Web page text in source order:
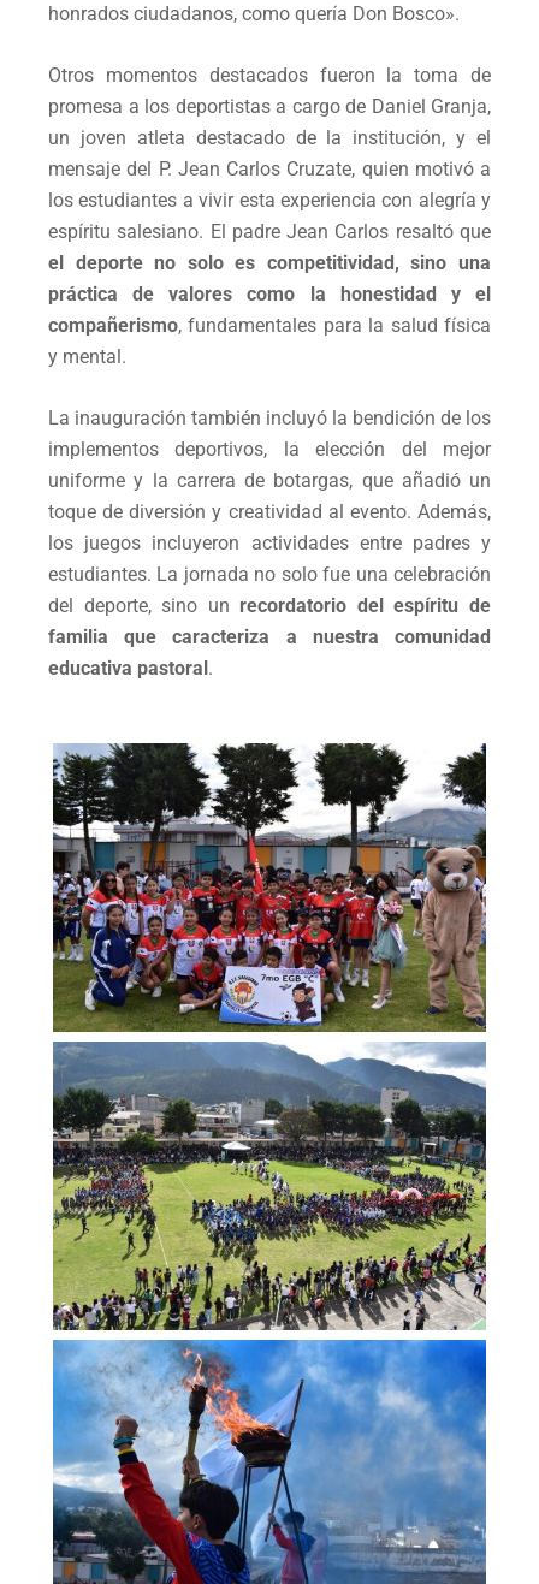
honrados ciudadanos, como quería Don Bosco».
Otros momentos destacados fueron la toma de
promesa a los deportistas a cargo de Daniel Granja,
un joven atleta destacado de la institución, y el
mensaje del P. Jean Carlos Cruzate, quien motivó a
los estudiantes a vivir esta experiencia con alegría y
espíritu salesiano. El padre Jean Carlos resaltó que
el deporte no solo es competitividad, sino una
práctica de valores como la honestidad y el
compañerismo, fundamentales para la salud física
y mental.
La inauguración también incluyó la bendición de los
implementos deportivos, la elección del mejor
uniforme y la carrera de botargas, que añadió un
toque de diversión y creatividad al evento. Además,
los juegos incluyeron actividades entre padres y
estudiantes. La jornada no solo fue una celebración
del deporte, sino un recordatorio del espíritu de
familia que caracteriza a nuestra comunidad
educativa pastoral.